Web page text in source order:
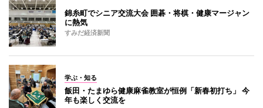
錦糸町でシニア交流大会 囲碁・将棋・健康マージャン
に熱気
すみだ経済新聞
学ぶ・知る
飯田・たまゆら健康麻雀教室が恒例「新春初打ち」 今
年も楽しく交流を